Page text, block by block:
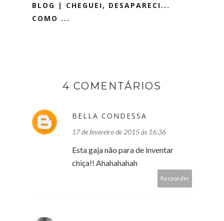
BLOG | CHEGUEI, DESAPARECI...
COMO ...
4 COMENTÁRIOS
BELLA CONDESSA
17 de fevereiro de 2015 às 16:36
Esta gaja não para de inventar
chiça!! Ahahahahah
Responder